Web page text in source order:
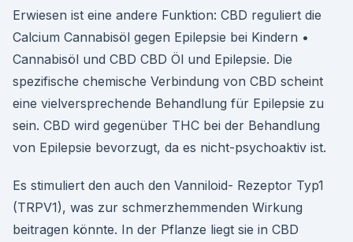
Erwiesen ist eine andere Funktion: CBD reguliert die
Calcium Cannabisöl gegen Epilepsie bei Kindern •
Cannabisöl und CBD CBD Öl und Epilepsie. Die
spezifische chemische Verbindung von CBD scheint
eine vielversprechende Behandlung für Epilepsie zu
sein. CBD wird gegenüber THC bei der Behandlung
von Epilepsie bevorzugt, da es nicht-psychoaktiv ist.
Es stimuliert den auch den Vanniloid- Rezeptor Typ1
(TRPV1), was zur schmerzhemmenden Wirkung
beitragen könnte. In der Pflanze liegt sie in CBD